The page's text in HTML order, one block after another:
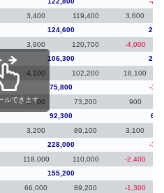
3,400 119,400 3,600
124,600
3,900 120,700 -4,000
106,300
4,100 102,200 18,100
75,800
-
2,600 73,200 900
92,300
3,200 89,100 3,100
228,000
-
118,000 110,000 -2,400
155,200
66,000 89,200 -1,300
ルできます